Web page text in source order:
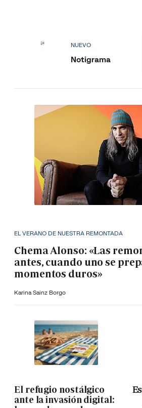
NUEVO
Notigrama
EL VERANO DE NUESTRA REMONTADA
Chema Alonso: «Las
antes, cuando uno se
momentos duros»
Karina Sainz Borgo
El refugio nostálgico
ante la invasión digital: